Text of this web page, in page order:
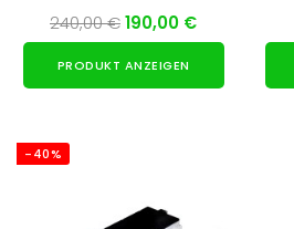
240,00 €190,00 €
PRODUKT ANZEIGEN
-40%